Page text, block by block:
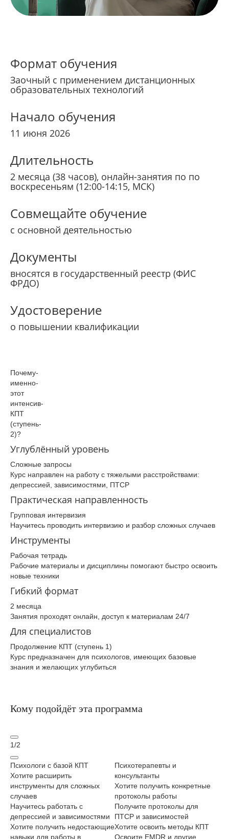
Формат обучения
Заочный с применением дистанционных
образовательных технологий
Начало обучения
11 июня 2026
Длительность
2 месяца (38 часов), онлайн-занятия по по
воскресеньям (12:00-14:15, МСК)
Совмещайте обучение
с основной деятельностью
Документы
вносятся в государственный реестр (ФИС
ФРДО)
Удостоверение
о повышении квалификации
Почему­
именно­
этот
интенсив­
КПТ
(ступень­
2)?
Углублённый уровень
Сложные запросы
Курс направлен на работу с тяжелыми расстройствами:
депрессией, зависимостями, ПТСР
Практическая направленность
Групповая интервизия
Научитесь проводить интервизию и разбор сложных случаев
Инструменты
Рабочая тетрадь
Рабочие материалы и дисциплины помогают быстро освоить
новые техники
Гибкий формат
2 месяца
Занятия проходят онлайн, доступ к материалам 24/7
Для специалистов
Продолжение КПТ (ступень 1)
Курс предназначен для психологов, имеющих базовые
знания и желающих углубиться
Кому подойдёт эта программа
1/2
Психологи с базой КПТ
Хотите расширить
инструменты для сложных
случаев
Научитесь работать с
депрессией и зависимостями
Хотите получить недостающие
навыки для работы в
Психотерапевты и
консультанты
Хотите получить конкретные
протоколы работы
Получите протоколы для
ПТСР и зависимостей
Хотите освоить методы КПТ
Освоите EMDR и другие